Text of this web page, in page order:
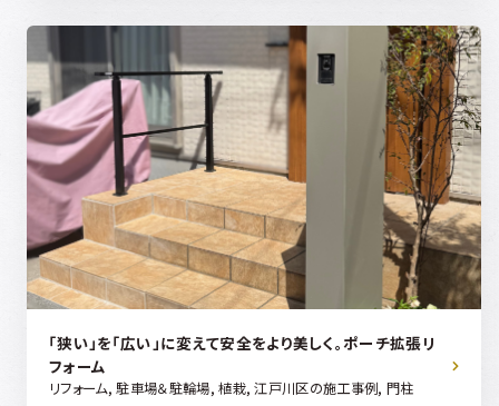
「狭い」を「広い」に変えて安全をより美しく。ポーチ拡張リ
フォーム
リフォーム, 駐車場＆駐輪場, 植栽, 江戸川区の施工事例, 門柱